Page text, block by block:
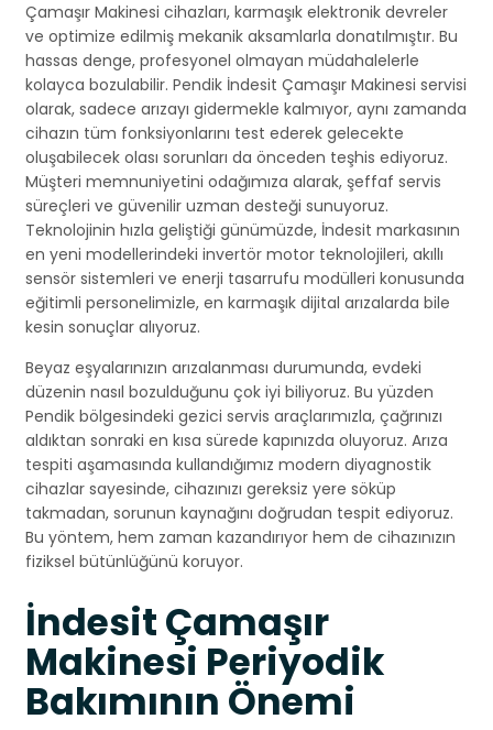
Çamaşır Makinesi cihazları, karmaşık elektronik devreler
ve optimize edilmiş mekanik aksamlarla donatılmıştır. Bu
hassas denge, profesyonel olmayan müdahalelerle
kolayca bozulabilir. Pendik İndesit Çamaşır Makinesi servisi
olarak, sadece arızayı gidermekle kalmıyor, aynı zamanda
cihazın tüm fonksiyonlarını test ederek gelecekte
oluşabilecek olası sorunları da önceden teşhis ediyoruz.
Müşteri memnuniyetini odağımıza alarak, şeffaf servis
süreçleri ve güvenilir uzman desteği sunuyoruz.
Teknolojinin hızla geliştiği günümüzde, İndesit markasının
en yeni modellerindeki invertör motor teknolojileri, akıllı
sensör sistemleri ve enerji tasarrufu modülleri konusunda
eğitimli personelimizle, en karmaşık dijital arızalarda bile
kesin sonuçlar alıyoruz.
Beyaz eşyalarınızın arızalanması durumunda, evdeki
düzenin nasıl bozulduğunu çok iyi biliyoruz. Bu yüzden
Pendik bölgesindeki gezici servis araçlarımızla, çağrınızı
aldıktan sonraki en kısa sürede kapınızda oluyoruz. Arıza
tespiti aşamasında kullandığımız modern diyagnostik
cihazlar sayesinde, cihazınızı gereksiz yere söküp
takmadan, sorunun kaynağını doğrudan tespit ediyoruz.
Bu yöntem, hem zaman kazandırıyor hem de cihazınızın
fiziksel bütünlüğünü koruyor.
İndesit Çamaşır
Makinesi Periyodik
Bakımının Önemi